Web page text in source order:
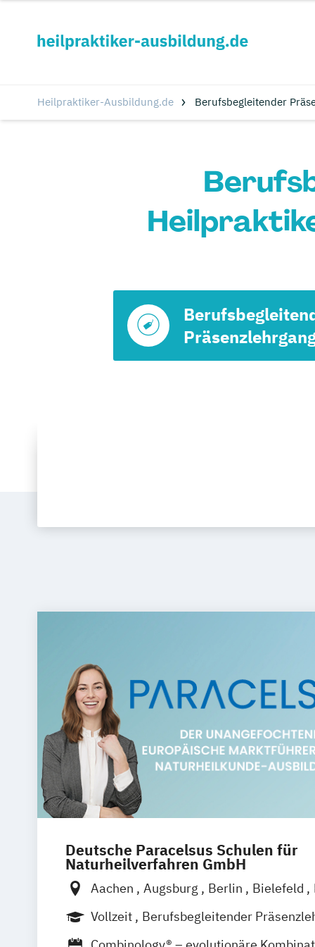
Heilpraktiker-Ausbildung.de Berufsbegleitender
Deutsche Paracelsus Schulen für
Naturheilverfahren GmbH
Aachen Augsburg Berlin Bielefeld
Bremen
Chemnitz Dortmund
Essen Frankfurt am Main
Vollzeit
Berufsbegleitender
Fernlehrgang